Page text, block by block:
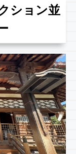
ション並